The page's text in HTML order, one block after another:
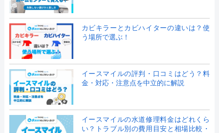
カビキラーとカビハイターの違いは？使
う場所で選ぶ！
イースマイルの評判・口コミはどう？料
金・対応・注意点を中立的に解説
イースマイルの水道修理料金はどれくら
い？トラブル別の費用目安と相場比較・